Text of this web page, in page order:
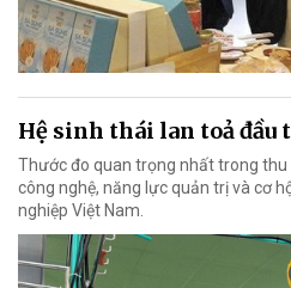
Hệ sinh thái lan toả đầu
Thước đo quan trọng nhất trong thu
công nghệ, năng lực quản trị và cơ
nghiệp Việt Nam.